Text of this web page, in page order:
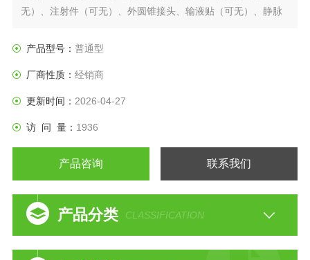
无）、注射件（可无）、外圆锥接头、输液贴（可无）、静脉
长春西汀、呋塞米、注射液光敏性药物的输注。
产品型号： 普通型
厂商性质： 经销商
更新时间： 2026-04-27
访 问 量： 1936
产品咨询 联系我们
产品分类 CLASSIFICATION